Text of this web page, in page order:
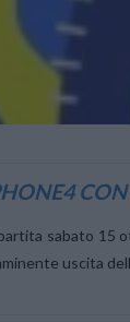
partita sabato 15
uscita